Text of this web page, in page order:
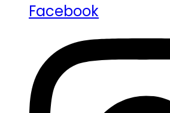
Facebook